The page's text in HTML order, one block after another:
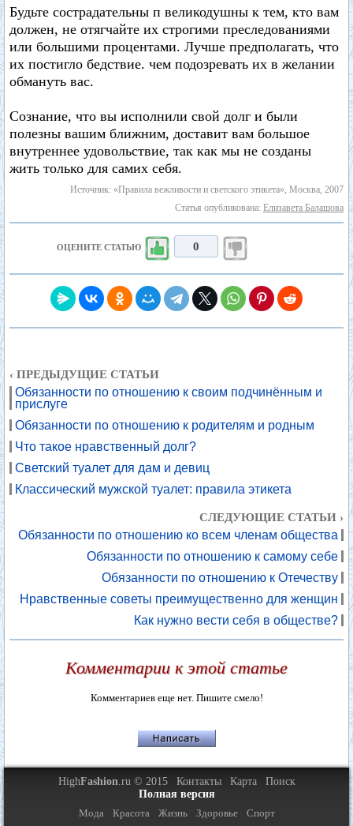
Будьте сострадательны п великодушны к тем, кто вам
должен, не отягчайте их строгими преследованиями
или большими процентами. Лучше предполагать, что
их постигло бедствие. чем подозревать их в желании
обмануть вас.
Сознание, что вы исполнили свой долг и были
полезны вашим ближним, доставит вам большое
внутреннее удовольствие, так как мы не созданы
жить только для самих себя.
Источник: «Правила вежливости и светского этикета», Москва, 2007
Статья опубликована: Елизавета Балашова
ОЦЕНИТЕ СТАТЬЮ 0
‹ ПРЕДЫДУЩИЕ СТАТЬИ
Обязанности по отношению к своим подчинённым и
прислуге
Обязанности по отношению к родителям и родным
Что такое нравственный долг?
Светский туалет для дам и девиц
Классический мужской туалет: правила этикета
СЛЕДУЮЩИЕ СТАТЬИ ›
Обязанности по отношению ко всем членам общества
Обязанности по отношению к самому себе
Обязанности по отношению к Отечеству
Нравственные советы преимущественно для женщин
Как нужно вести себя в обществе?
Комментарии к этой статье
Комментариев еще нет. Пишите смело!
HighFashion.ru © 2015 Контакты Карта
Поиск
Полная версия
Мода
Красота Жизнь Здоровье Спорт